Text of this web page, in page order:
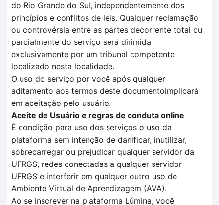
do Rio Grande do Sul, independentemente dos
princípios e conflitos de leis. Qualquer reclamação
ou controvérsia entre as partes decorrente total ou
parcialmente do serviço será dirimida
exclusivamente por um tribunal competente
localizado nesta localidade.
O uso do serviço por você após qualquer
aditamento aos termos deste documentoimplicará
em aceitação pelo usuário.
Aceite de Usuário e regras de conduta online
É condição para uso dos serviços o uso da
plataforma sem intenção de danificar, inutilizar,
sobrecarregar ou prejudicar qualquer servidor da
UFRGS, redes conectadas a qualquer servidor
UFRGS e interferir em qualquer outro uso de
Ambiente Virtual de Aprendizagem (AVA).
Ao se inscrever na plataforma Lúmina, você